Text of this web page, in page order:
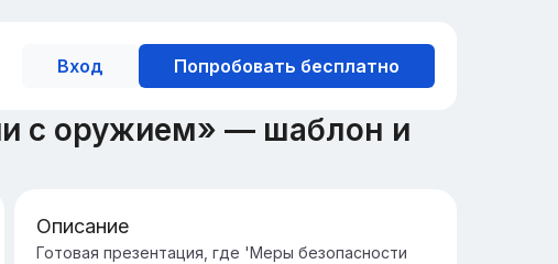
Вход Попробовать бесплатно
с оружием» — шаблон и
Значение безопасности при
Описание
Готовая презентация, где 'Меры безопасности